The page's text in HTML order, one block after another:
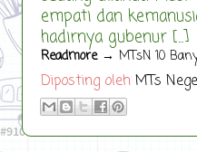
empati dan
hadirnya gubenur [...]
Readmore→ MTsN 10
Diposting oleh MTs